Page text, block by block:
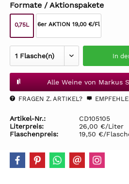
Formate / Aktionspakete
0,75L 6er AKTION 19,00 €/Fl
In
Alle Weine von Markus
FRAGEN Z. ARTIKEL?
Artikel-Nr.:
CD105105
Literpreis:
26,00 €/Liter
Flaschenpreis:
19,50 €/